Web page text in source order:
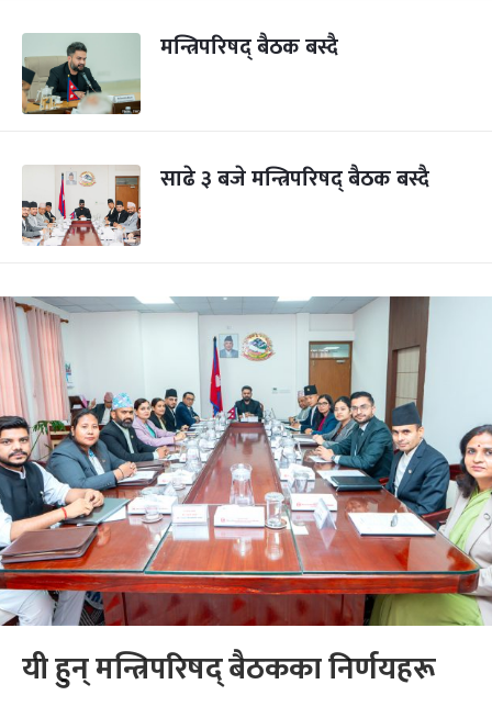
मन्त्रिपरिषद् बैठक बस्दै
साढे ३ बजे मन्त्रिपरिषद् बैठक बस्दै
यी हुन् मन्त्रिपरिषद् बैठकका निर्णयहरू